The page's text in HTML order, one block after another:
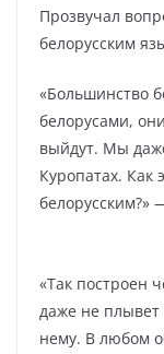
Прозвучал
белорусским
«Большинство
белорусами,
выйдут. Мы
Куропатах. Как
белорусским?»
«Так построен
даже не
нему. В любом